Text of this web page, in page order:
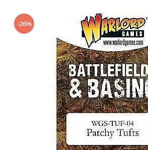
Jocuri pentru toata familia
Party Games (jocuri de petrecere)
Jocuri pentru copii
Puzzle-uri logice
Jocuri cu miniaturi
Final Girl - solo game
Miniaturi Arkham Horror
-26%